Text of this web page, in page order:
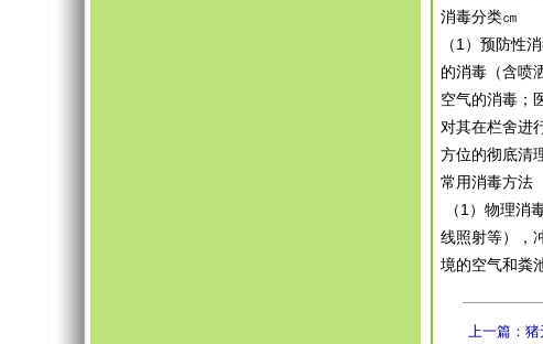
消毒分类㎝
（1）预防性
的消毒（含喷
空气的消毒；
对其在栏舍进
方位的彻底清
常用消毒方法
（1）物理消
线照射等），
境的空气和粪
上一篇：